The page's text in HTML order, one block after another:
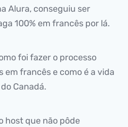
Alura, conseguiu ser
100% em francês por lá.
foi fazer o processo
em francês e como é a vida
Canadá.
host que não pôde